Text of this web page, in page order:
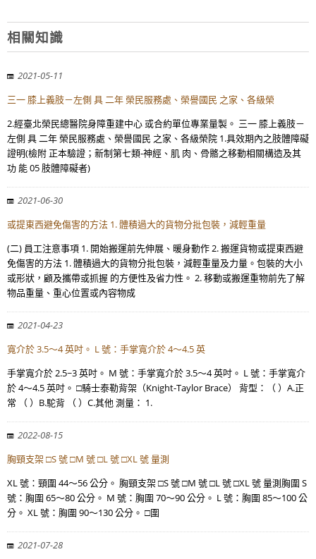
相關知識
2021-05-11
三一 膝上義肢－左側 具 二年 榮民服務處、榮譽國民 之家、各級榮
2.經臺北榮民總醫院身障重建中心 或合約單位專業量製。 三一 膝上義肢－
左側 具 二年 榮民服務處、榮譽國民 之家、各級榮院 1.具效期內之肢體障礙
證明(檢附 正本驗證；新制第七類-神經、肌 肉、骨骼之移動相關構造及其
功 能 05 肢體障礙者)
2021-06-30
或提東西避免傷害的方法 1. 體積過大的貨物分批包裝，減輕重量
(二) 員工注意事項 1. 開始搬運前先伸展、暖身動作 2. 搬運貨物或提東西避
免傷害的方法 1. 體積過大的貨物分批包裝，減輕重量及力量。包裝的大小
或形狀，顧及攜帶或抓握 的方便性及省力性。 2. 移動或搬運重物前先了解
物品重量、重心位置或內容物成
2021-04-23
寬介於 3.5～4 英吋。 L 號：手掌寬介於 4～4.5 英
手掌寬介於 2.5~3 英吋。 M 號：手掌寬介於 3.5～4 英吋。 L 號：手掌寬介
於 4～4.5 英吋。 □騎士泰勒背架（Knight-Taylor Brace） 背型：（ ）A.正
常 （ ）B.駝背 （ ）C.其他 測量： 1.
2022-08-15
胸頸支架 □S 號 □M 號 □L 號 □XL 號 量測
XL 號：頸圍 44～56 公分。 胸頸支架 □S 號 □M 號 □L 號 □XL 號 量測胸圍 S
號：胸圍 65～80 公分。 M 號：胸圍 70～90 公分。 L 號：胸圍 85～100 公
分。 XL 號：胸圍 90～130 公分。 □圍
2021-07-28